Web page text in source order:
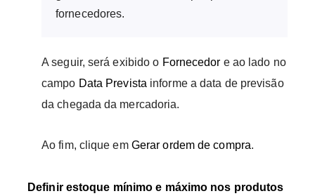
fornecedores.
A seguir, será exibido o Fornecedor e ao lado no
campo Data Prevista informe a data de previsão
da chegada da mercadoria.
Ao fim, clique em Gerar ordem de compra.
Definir estoque mínimo e máximo nos produtos